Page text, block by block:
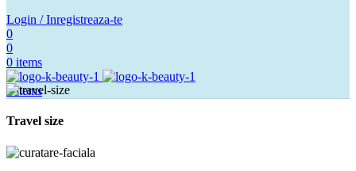
Login / Inregistreaza-te
0
0
0 items
0items
Travel size